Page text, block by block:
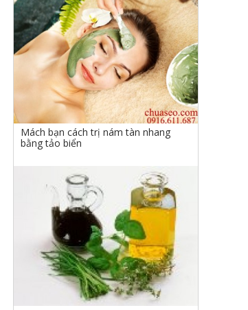
Mách bạn cách trị nám tàn nhang
bằng tảo biển